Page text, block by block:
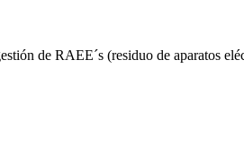
de RAEE´s (residuo de aparatos